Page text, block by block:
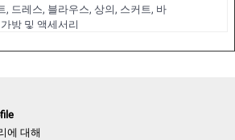
, 드레스, 블라우스, 상의, 스커트, 바
방 및 액세서리
타일 및 액세서리, 여성복 트렌드 및
개월간 발행된 에디션에 대한 액세
에 대해